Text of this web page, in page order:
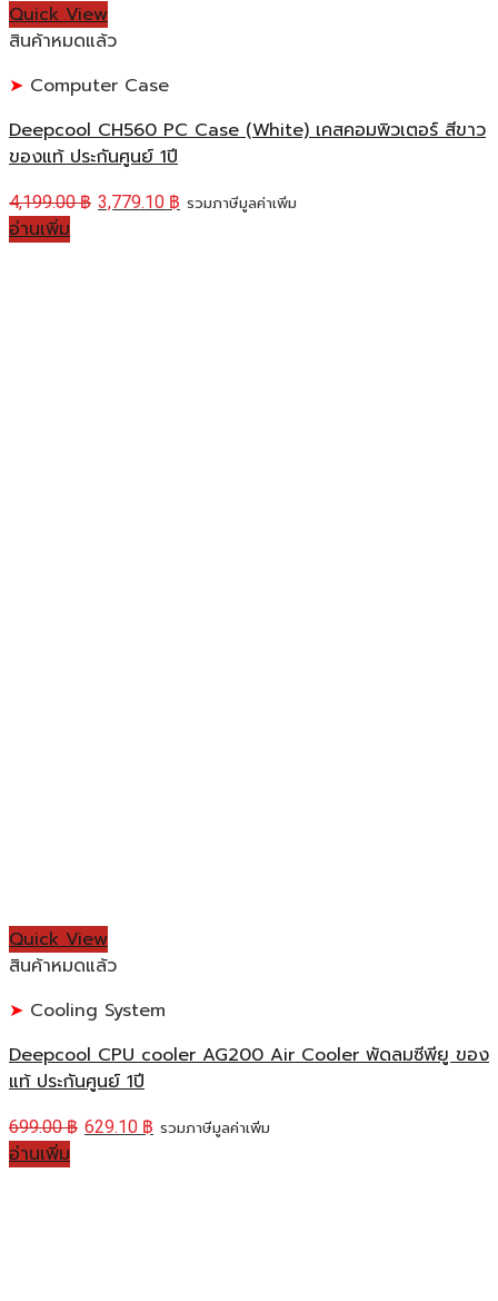
Quick View
สินค้าหมดแล้ว
Computer Case
Deepcool CH560 PC Case (White) เคสคอมพิวเตอร์ สีขาว
ของแท้ ประกันศูนย์ 1ปี
4,199.00฿ 3,779.10 ฿ รวมภาษีมูลค่าเพิ่ม
อ่านเพิ่ม
Quick View
สินค้าหมดแล้ว
Cooling System
Deepcool CPU cooler AG200 Air Cooler พัดลมซีพียู ของ
แท้ ประกันศูนย์ 1ปี
699.00฿ 629.10 ฿ รวมภาษีมูลค่าเพิ่ม
อ่านเพิ่ม